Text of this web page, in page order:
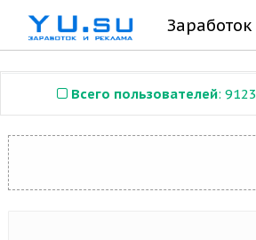
Заработок
Всего пользователей: 9123